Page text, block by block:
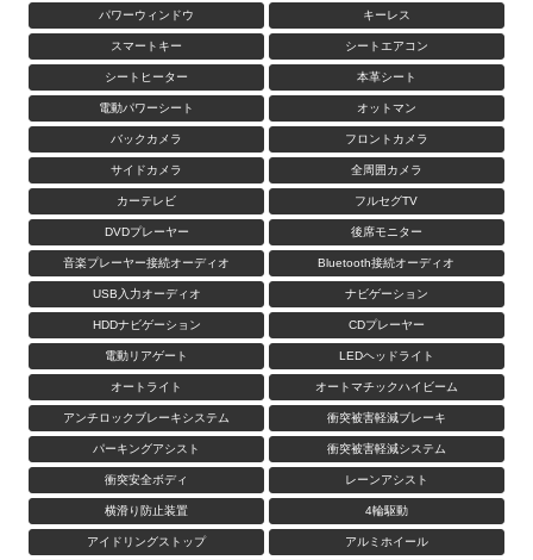
パワーウィンドウ キーレス
スマートキー シートエアコン
シートヒーター 本革シート
電動パワーシート オットマン
バックカメラ フロントカメラ
サイドカメラ 全周囲カメラ
カーテレビ フルセグTV
DVDプレーヤー 後席モニター
音楽プレーヤー接続オーディオ Bluetooth接続オーディオ
USB入力オーディオ ナビゲーション
HDDナビゲーション CDプレーヤー
電動リアゲート LEDヘッドライト
オートライト オートマチックハイビーム
アンチロックブレーキシステム 衝突被害軽減ブレーキ
パーキングアシスト 衝突被害軽減システム
衝突安全ボディ レーンアシスト
横滑り防止装置 4輪駆動
アイドリングストップ アルミホイール